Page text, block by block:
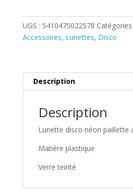
UGS : 5410475022578 Catégories
Accessoires, Lunettes, Disco
Description
Description
Lunette disco néon paillette
Matière plastique
Verre teinté